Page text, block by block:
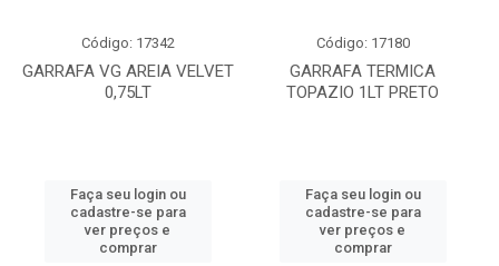
GARRAFA VG AREIA VELVET
0,75LT
Código: 17342
Faça seu login ou
cadastre-se para
ver preços e
comprar
GARRAFA TERMICA
TOPAZIO 1LT PRETO
Código: 17180
Faça seu login ou
cadastre-se para
ver preços e
comprar